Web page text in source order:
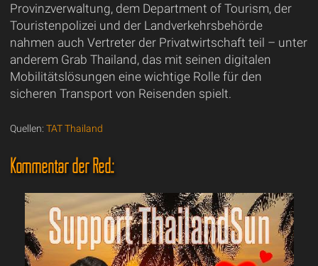
Provinzverwaltung, dem Department of Tourism, der
Touristenpolizei und der Landverkehrsbehörde
nahmen auch Vertreter der Privatwirtschaft teil – unter
anderem Grab Thailand, das mit seinen digitalen
Mobilitätslösungen eine wichtige Rolle für den
sicheren Transport von Reisenden spielt.
Quellen: TAT Thailand
Kommentar der Red.: